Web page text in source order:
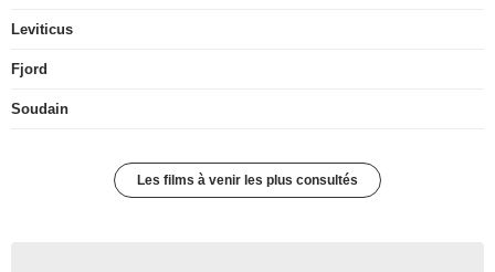
Leviticus
Fjord
Soudain
Les films à venir les plus consultés